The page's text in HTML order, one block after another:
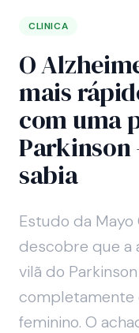
CLINICA
O
mais
com uma
sabia
Estudo da
descobre que a
vilã do
completamente
feminino. O